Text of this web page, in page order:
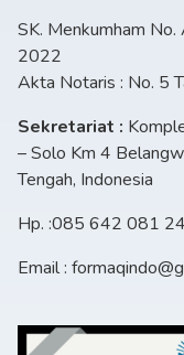
SK. Menkumham
2022
Akta Notaris : No. 5
Sekretariat :
– Solo Km 4
Tengah, Indonesia
Hp. :085 642 081
Email :